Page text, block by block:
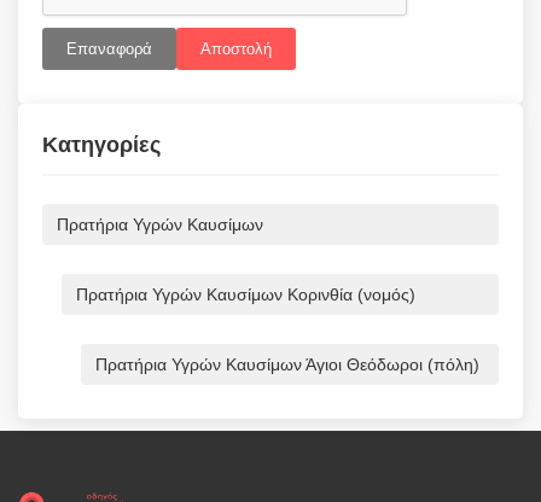
Επαναφορά Αποστολή
Κατηγορίες
Πρατήρια Υγρών Καυσίμων
Πρατήρια Υγρών Καυσίμων Κορινθία (νομός)
Πρατήρια Υγρών Καυσίμων Άγιοι Θεόδωροι (πόλη)